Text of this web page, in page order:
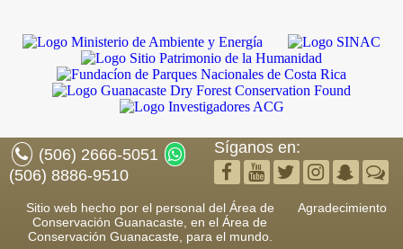
(506) 2666-5051
(506) 8886-9510
Síganos en:
Sitio web hecho por el personal del Área de
Conservación Guanacaste, en el Área de
Conservación Guanacaste, para el mundo.
Agradecimiento